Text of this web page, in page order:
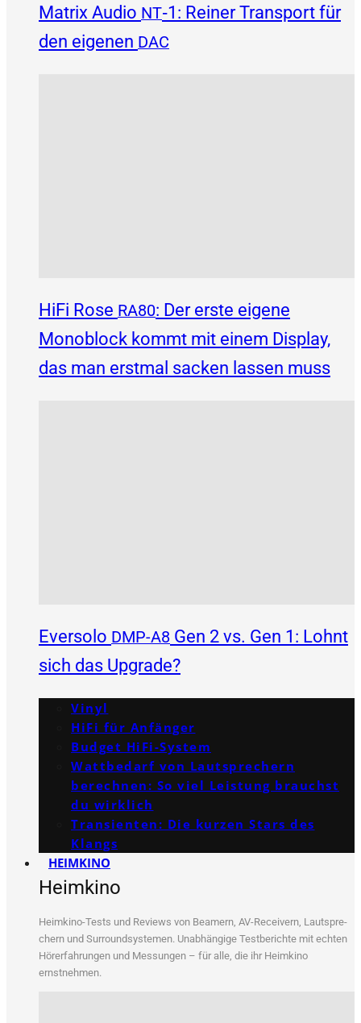
Matrix Audio NT‑1: Reiner Transport für
den eigenen DAC
HiFi Rose RA80: Der erste eigene
Monoblock kommt mit einem Display,
das man erstmal sacken lassen muss
Eversolo DMP-A8 Gen 2 vs. Gen 1: Lohnt
sich das Upgrade?
Vinyl
HiFi für Anfänger
Budget HiFi-System
Wattbedarf von Lautsprechern
berechnen: So viel Leistung brauchst
du wirklich
Transienten: Die kurzen Stars des
Klangs
HEIMKINO
Heimkino
Heim­ki­no-Tests und Reviews von Bea­mern, AV-Recei­vern, Laut­spre­
chern und Sur­round­sys­te­men. Unab­hän­gi­ge Test­be­rich­te mit ech­ten
Hör­erfah­run­gen und Mes­sun­gen – für alle, die ihr Heim­ki­no
ernstnehmen.